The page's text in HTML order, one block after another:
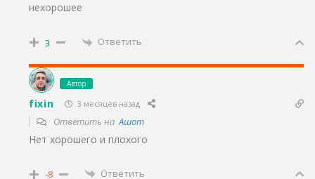
нехорошее
3 Ответить
Автор
fixin 3 месяцев назад
Ответить наАшот
Нет хорошего и плохого
-8 Ответить